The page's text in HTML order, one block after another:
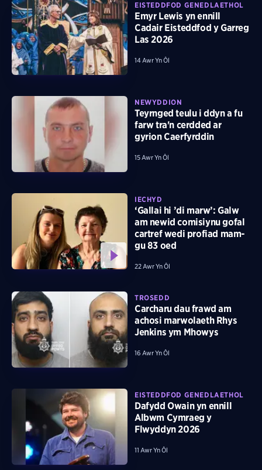
EISTEDDFOD GENEDLAETHOL
Emyr Lewis yn ennill
Cadair Eisteddfod y Garreg
Las 2026
14 Awr Yn Ôl
NEWYDDION
Teyrnged teulu i ddyn a fu
farw tra'n cerdded ar
gyrion Caerfyrddin
15 Awr Yn Ôl
IECHYD
‘Gallai hi ’di marw’: Galw
am newid comisiynu gofal
cartref wedi profiad mam-
gu 83 oed
22 Awr Yn Ôl
TROSEDD
Carcharu dau frawd am
achosi marwolaeth Rhys
Jenkins ym Mhowys
16 Awr Yn Ôl
EISTEDDFOD GENEDLAETHOL
Dafydd Owain yn ennill
Albwm Cymraeg y
Flwyddyn 2026
11 Awr Yn Ôl